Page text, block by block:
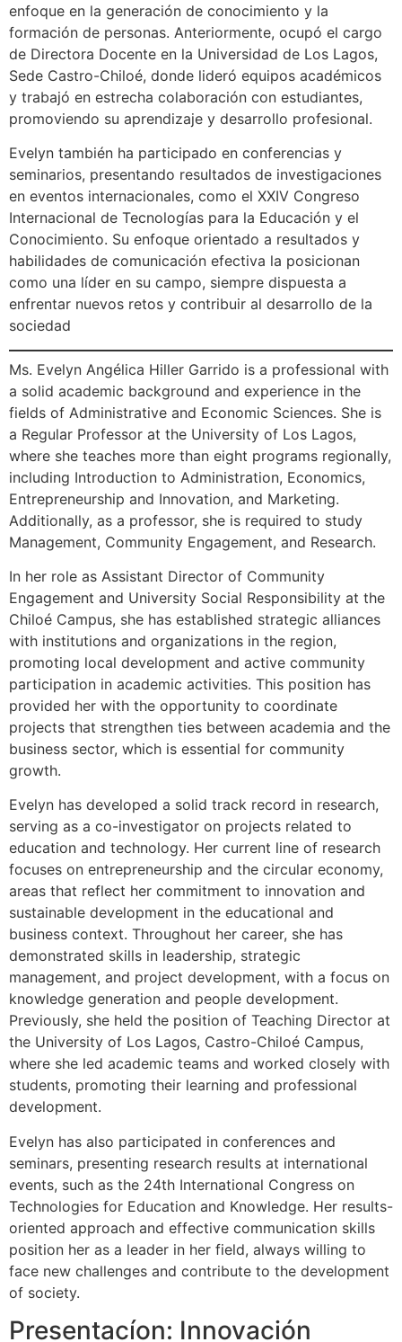
enfoque en la generación de conocimiento y la
formación de personas. Anteriormente, ocupó el cargo
de Directora Docente en la Universidad de Los Lagos,
Sede Castro-Chiloé, donde lideró equipos académicos
y trabajó en estrecha colaboración con estudiantes,
promoviendo su aprendizaje y desarrollo profesional.
Evelyn también ha participado en conferencias y
seminarios, presentando resultados de investigaciones
en eventos internacionales, como el XXIV Congreso
Internacional de Tecnologías para la Educación y el
Conocimiento. Su enfoque orientado a resultados y
habilidades de comunicación efectiva la posicionan
como una líder en su campo, siempre dispuesta a
enfrentar nuevos retos y contribuir al desarrollo de la
sociedad
Ms. Evelyn Angélica Hiller Garrido is a professional with
a solid academic background and experience in the
fields of Administrative and Economic Sciences. She is
a Regular Professor at the University of Los Lagos,
where she teaches more than eight programs regionally,
including Introduction to Administration, Economics,
Entrepreneurship and Innovation, and Marketing.
Additionally, as a professor, she is required to study
Management, Community Engagement, and Research.
In her role as Assistant Director of Community
Engagement and University Social Responsibility at the
Chiloé Campus, she has established strategic alliances
with institutions and organizations in the region,
promoting local development and active community
participation in academic activities. This position has
provided her with the opportunity to coordinate
projects that strengthen ties between academia and the
business sector, which is essential for community
growth.
Evelyn has developed a solid track record in research,
serving as a co-investigator on projects related to
education and technology. Her current line of research
focuses on entrepreneurship and the circular economy,
areas that reflect her commitment to innovation and
sustainable development in the educational and
business context. Throughout her career, she has
demonstrated skills in leadership, strategic
management, and project development, with a focus on
knowledge generation and people development.
Previously, she held the position of Teaching Director at
the University of Los Lagos, Castro-Chiloé Campus,
where she led academic teams and worked closely with
students, promoting their learning and professional
development.
Evelyn has also participated in conferences and
seminars, presenting research results at international
events, such as the 24th International Congress on
Technologies for Education and Knowledge. Her results-
oriented approach and effective communication skills
position her as a leader in her field, always willing to
face new challenges and contribute to the development
of society.
Presentacíon: Innovación